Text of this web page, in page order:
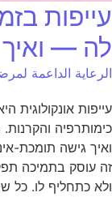
עייפות
לה — ואיך
الرعاية الداعمة
עייפות אונקולוגית
כימותרפיה
ואיך גישה תומכת-
זה עוסק בתמיכה
ולא כתחליף לו. כל